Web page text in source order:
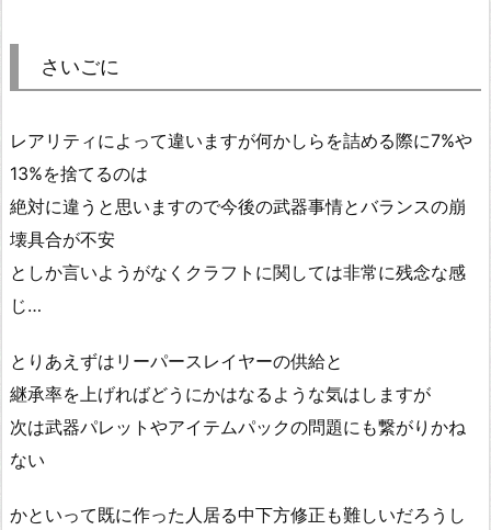
さいごに
レアリティによって違いますが何かしらを詰める際に7%や
13%を捨てるのは
絶対に違うと思いますので今後の武器事情とバランスの崩
壊具合が不安
としか言いようがなくクラフトに関しては非常に残念な感
じ…
とりあえずはリーパースレイヤーの供給と
継承率を上げればどうにかはなるような気はしますが
次は武器パレットやアイテムパックの問題にも繋がりかね
ない
かといって既に作った人居る中下方修正も難しいだろうし